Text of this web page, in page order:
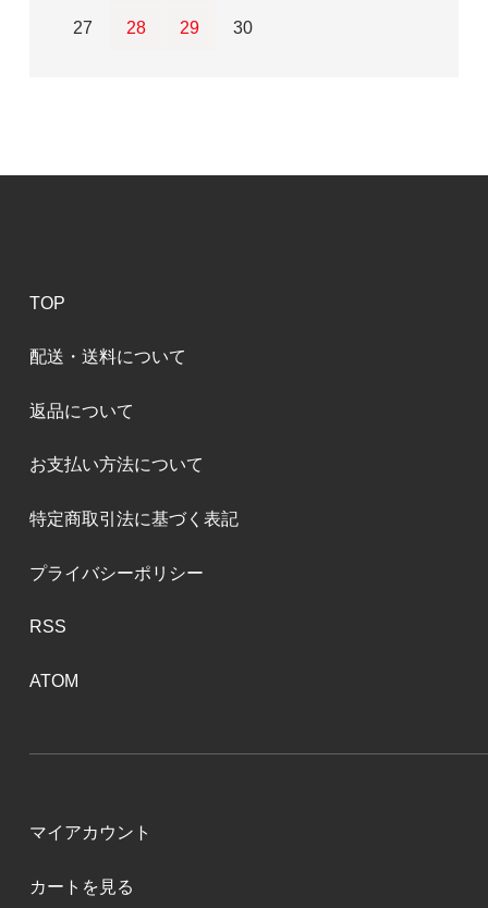
27 28 29 30
TOP
配送・送料について
返品について
お支払い方法について
特定商取引法に基づく表記
プライバシーポリシー
RSS
ATOM
マイアカウント
カートを見る